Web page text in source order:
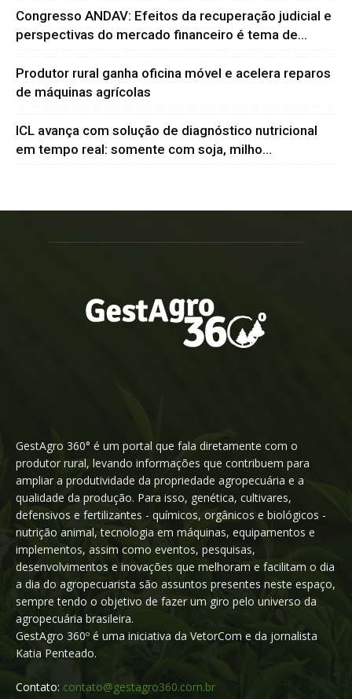
Congresso ANDAV: Efeitos da recuperação judicial e
perspectivas do mercado financeiro é tema de...
Produtor rural ganha oficina móvel e acelera reparos
de máquinas agrícolas
ICL avança com solução de diagnóstico nutricional
em tempo real: somente com soja, milho...
GestAgro 360° é um portal que fala diretamente com o
produtor rural, levando informações que contribuem para
ampliar a produtividade da propriedade agropecuária e a
qualidade da produção. Para isso, genética, cultivares,
defensivos e fertilizantes - químicos, orgânicos e biológicos -
nutrição animal, tecnologia em máquinas, equipamentos e
implementos, assim como eventos, pesquisas,
desenvolvimentos e inovações que melhoram e facilitam o dia
a dia do agropecuarista são assuntos presentes neste espaço,
sempre tendo o objetivo de fazer um giro pelo universo da
agropecuária brasileira.
GestAgro 360º é uma iniciativa da VetorCom e da jornalista
Katia Penteado.
Contato: contato@gestagro360.com.br